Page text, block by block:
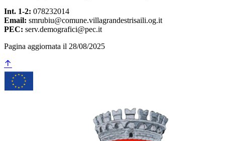
Int. 1-2: 078232014
Email: smrubiu@comune.villagrandestrisaili.og.it
PEC: serv.demografici@pec.it
Pagina aggiornata il 28/08/2025